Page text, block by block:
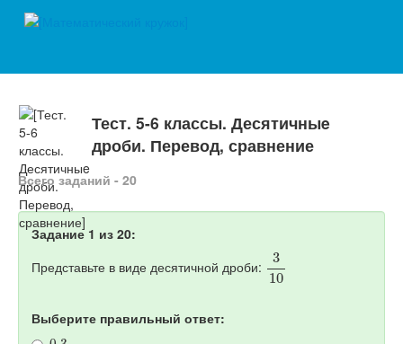
Тест. 5-6 классы. Десятичныe
дроби. Перевод, сравнение
Всего заданий - 20
Задание 1 из 20:
Представьте в виде десятичной дроби:
310
Выберите правильный ответ:
3